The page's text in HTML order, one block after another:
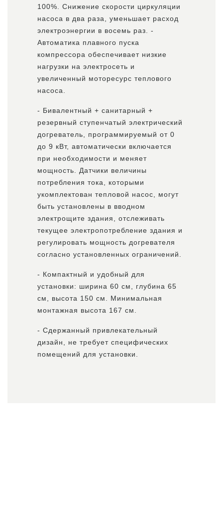
100%. Снижение скорости циркуляции
насоса в два раза, уменьшает расход
электроэнергии в восемь раз. -
Автоматика плавного пуска
компрессора обеспечивает низкие
нагрузки на электросеть и
увеличенный моторесурс теплового
насоса.
- Бивалентный + санитарный +
резервный ступенчатый электрический
догреватель, программируемый от 0
до 9 кВт, автоматически включается
при необходимости и меняет
мощность. Датчики величины
потребления тока, которыми
укомплектован тепловой насос, могут
быть установлены в вводном
электрощите здания, отслеживать
текущее электропотребление здания и
регулировать мощность догревателя
согласно установленных ограничений.
- Компактный и удобный для
установки: ширина 60 см, глубина 65
см, высота 150 см. Минимальная
монтажная высота 167 см.
- Сдержанный привлекательный
дизайн, не требует специфических
помещений для установки.